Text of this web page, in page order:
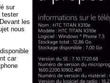
sur
tester
les
nous
car